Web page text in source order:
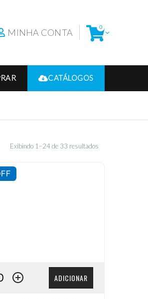
MINHA CONTA 0
CATÁLOGOS
Exibindo 1–24 de 33 resultados
ADICIONAR